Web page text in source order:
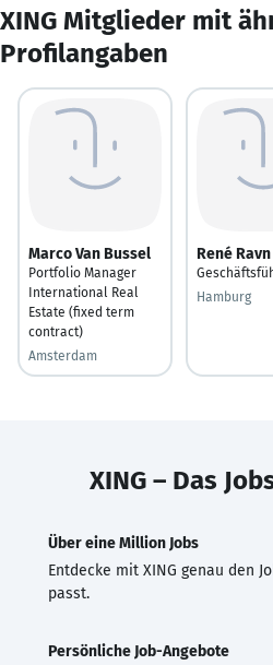
XING Mitglieder mit
Profilangaben
Marco Van Bussel
Portfolio Manager
International Real
Estate (fixed term
contract)
Amsterdam
René Ravn
Hamburg
XING – Das
Über eine Million Jobs
Entdecke mit XING genau den
passt.
Persönliche Job-Angebote